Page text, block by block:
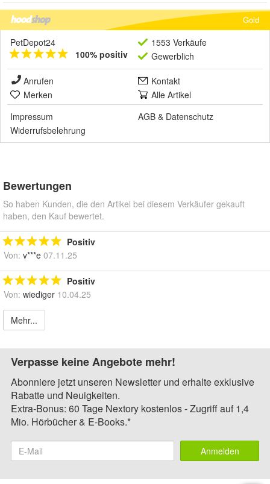
Gold
PetDepot24
100% positiv
1553 Verkäufe
Gewerblich
Anrufen
Kontakt
Merken
Alle Artikel
Impressum
AGB & Datenschutz
Widerrufsbelehrung
Bewertungen
So haben Kunden, die den Artikel bei diesem Verkäufer gekauft
haben, den Kauf bewertet.
Positiv
Von: v***e 07.11.25
Positiv
Von: wiediger 10.04.25
Mehr...
Verpasse keine Angebote mehr!
Abonniere jetzt unseren Newsletter und erhalte exklusive
Rabatte und Neuigkeiten.
Extra-Bonus: 60 Tage Nextory kostenlos - Zugriff auf 1,4
Mio. Hörbücher & E-Books.*
Anmelden